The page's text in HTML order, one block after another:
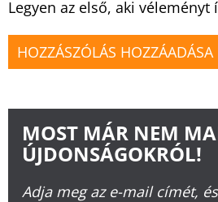
Legyen az első, aki véleményt
HOZZÁSZÓLÁS HOZZÁADÁSA
MOST MÁR NEM
ÚJDONSÁGOKRÓL!
Adja meg az e-mail címét,